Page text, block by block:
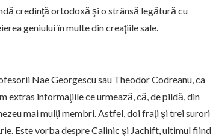
credinţă ortodoxă şi o strânsă legătură cu
geniului în multe din creaţiile sale.
Nae Georgescu sau Theodor Codreanu, ca
extras informaţiile ce urmează, că, de pildă, din
mai mulţi membri. Astfel, doi fraţi şi trei surori
Este vorba despre Calinic şi Jachift, ultimul fiind